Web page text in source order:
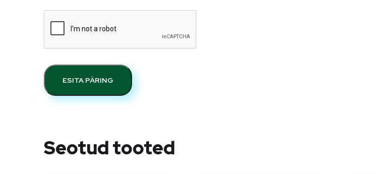
ESITA PÄRING
Seotud tooted